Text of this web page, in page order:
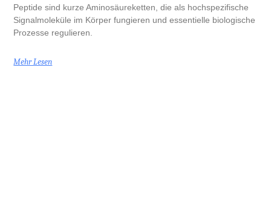
Peptide sind kurze Aminosäureketten, die als hochspezifische
Signalmoleküle im Körper fungieren und essentielle biologische
Prozesse regulieren.
Mehr Lesen